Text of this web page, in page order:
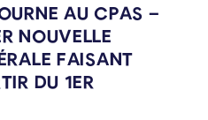
AU CPAS –
NOUVELLE
FAISANT
DU 1ER